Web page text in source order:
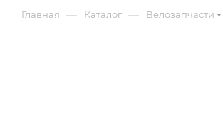
Главная — Каталог — Велозапчасти